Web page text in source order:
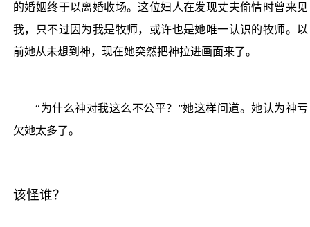
的婚姻终于以离婚收场。这位妇人在发现丈夫偷情时曾来见
我，只不过因为我是牧师，或许也是她唯一认识的牧师。以
前她从未想到神，现在她突然把神拉进画面来了。
“为什么神对我这么不公平？”她这样问道。她认为神亏
欠她太多了。
该怪谁？